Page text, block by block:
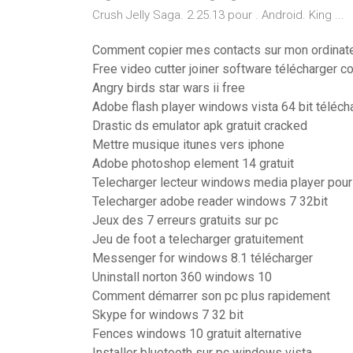
Crush Jelly Saga. 2.25.13 pour . Android. King ...
Comment copier mes contacts sur mon
Free video cutter joiner software télécharger
Angry birds star wars ii free
Adobe flash player windows vista 64 bit
Drastic ds emulator apk gratuit cracked
Mettre musique itunes vers iphone
Adobe photoshop element 14 gratuit
Telecharger lecteur windows media player
Telecharger adobe reader windows 7 32bit
Jeux des 7 erreurs gratuits sur pc
Jeu de foot a telecharger gratuitement
Messenger for windows 8.1 télécharger
Uninstall norton 360 windows 10
Comment démarrer son pc plus rapidement
Skype for windows 7 32 bit
Fences windows 10 gratuit alternative